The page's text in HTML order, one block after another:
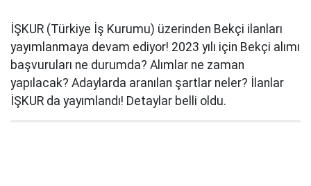
İŞKUR (Türkiye İş Kurumu) üzerinden Bekçi ilanları
yayımlanmaya devam ediyor! 2023 yılı için Bekçi alımı
başvuruları ne durumda? Alımlar ne zaman
yapılacak? Adaylarda aranılan şartlar neler? İlanlar
İŞKUR da yayımlandı! Detaylar belli oldu.